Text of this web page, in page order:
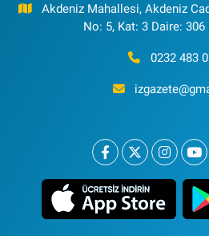
Akdeniz Mahallesi, Akdeniz
No: 5, Kat: 3 Daire:
0232 483